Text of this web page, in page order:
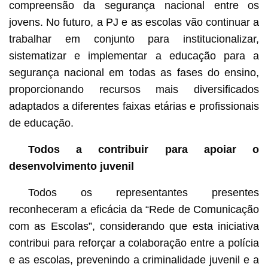
compreensão da segurança nacional entre os
jovens. No futuro, a PJ e as escolas vão continuar a
trabalhar em conjunto para institucionalizar,
sistematizar e implementar a educação para a
segurança nacional em todas as fases do ensino,
proporcionando recursos mais diversificados
adaptados a diferentes faixas etárias e profissionais
de educação.
Todos a contribuir para apoiar o
desenvolvimento juvenil
Todos os representantes presentes
reconheceram a eficácia da “Rede de Comunicação
com as Escolas”, considerando que esta iniciativa
contribui para reforçar a colaboração entre a polícia
e as escolas, prevenindo a criminalidade juvenil e a